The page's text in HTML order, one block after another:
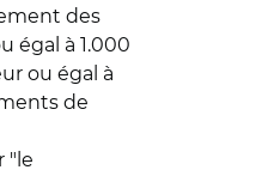
des
égal à 1.000
ou égal à
de
"le